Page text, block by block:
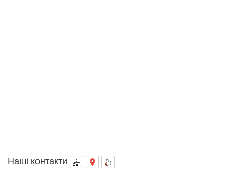
Наші контакти